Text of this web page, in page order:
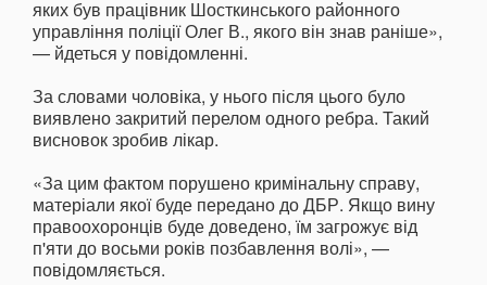
яких був працівник Шосткинського районного
управління поліції Олег В., якого він знав раніше»,
— йдеться у повідомленні.
За словами чоловіка, у нього після цього було
виявлено закритий перелом одного ребра. Такий
висновок зробив лікар.
«За цим фактом порушено кримінальну справу,
матеріали якої буде передано до ДБР. Якщо вину
правоохоронців буде доведено, їм загрожує від
п'яти до восьми років позбавлення волі», —
повідомляється.